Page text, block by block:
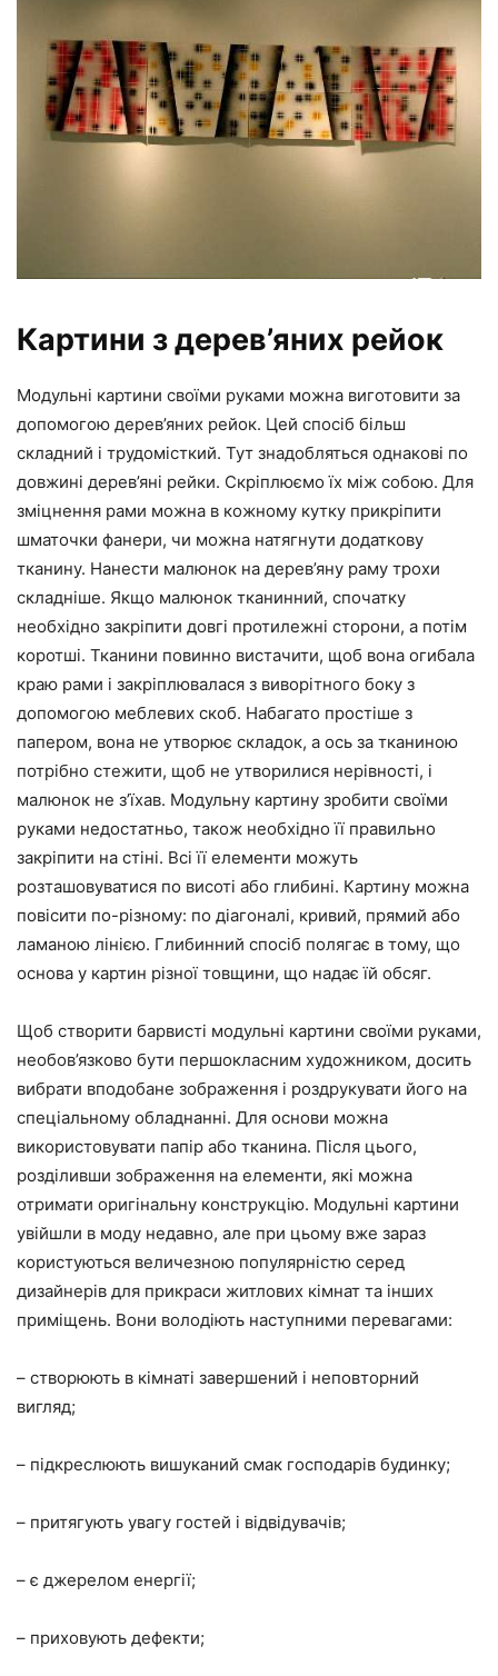
Картини з дерев’яних рейок
Модульні картини своїми руками можна виготовити за
допомогою дерев’яних рейок. Цей спосіб більш
складний і трудомісткий. Тут знадобляться однакові по
довжині дерев’яні рейки. Скріплюємо їх між собою. Для
зміцнення рами можна в кожному кутку прикріпити
шматочки фанери, чи можна натягнути додаткову
тканину. Нанести малюнок на дерев’яну раму трохи
складніше. Якщо малюнок тканинний, спочатку
необхідно закріпити довгі протилежні сторони, а потім
коротші. Тканини повинно вистачити, щоб вона огибала
краю рами і закріплювалася з виворітного боку з
допомогою меблевих скоб. Набагато простіше з
папером, вона не утворює складок, а ось за тканиною
потрібно стежити, щоб не утворилися нерівності, і
малюнок не з’їхав. Модульну картину зробити своїми
руками недостатньо, також необхідно її правильно
закріпити на стіні. Всі її елементи можуть
розташовуватися по висоті або глибині. Картину можна
повісити по-різному: по діагоналі, кривий, прямий або
ламаною лінією. Глибинний спосіб полягає в тому, що
основа у картин різної товщини, що надає їй обсяг.
Щоб створити барвисті модульні картини своїми руками,
необов’язково бути першокласним художником, досить
вибрати вподобане зображення і роздрукувати його на
спеціальному обладнанні. Для основи можна
використовувати папір або тканина. Після цього,
розділивши зображення на елементи, які можна
отримати оригінальну конструкцію. Модульні картини
увійшли в моду недавно, але при цьому вже зараз
користуються величезною популярністю серед
дизайнерів для прикраси житлових кімнат та інших
приміщень. Вони володіють наступними перевагами:
– створюють в кімнаті завершений і неповторний
вигляд;
– підкреслюють вишуканий смак господарів будинку;
– притягують увагу гостей і відвідувачів;
– є джерелом енергії;
– приховують дефекти;